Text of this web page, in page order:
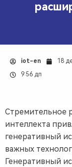
iot-en
18
9:56 дп
Стремительное
интеллекта
генеративный
важных
Генеративный